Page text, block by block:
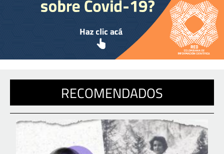
RECOMENDADOS